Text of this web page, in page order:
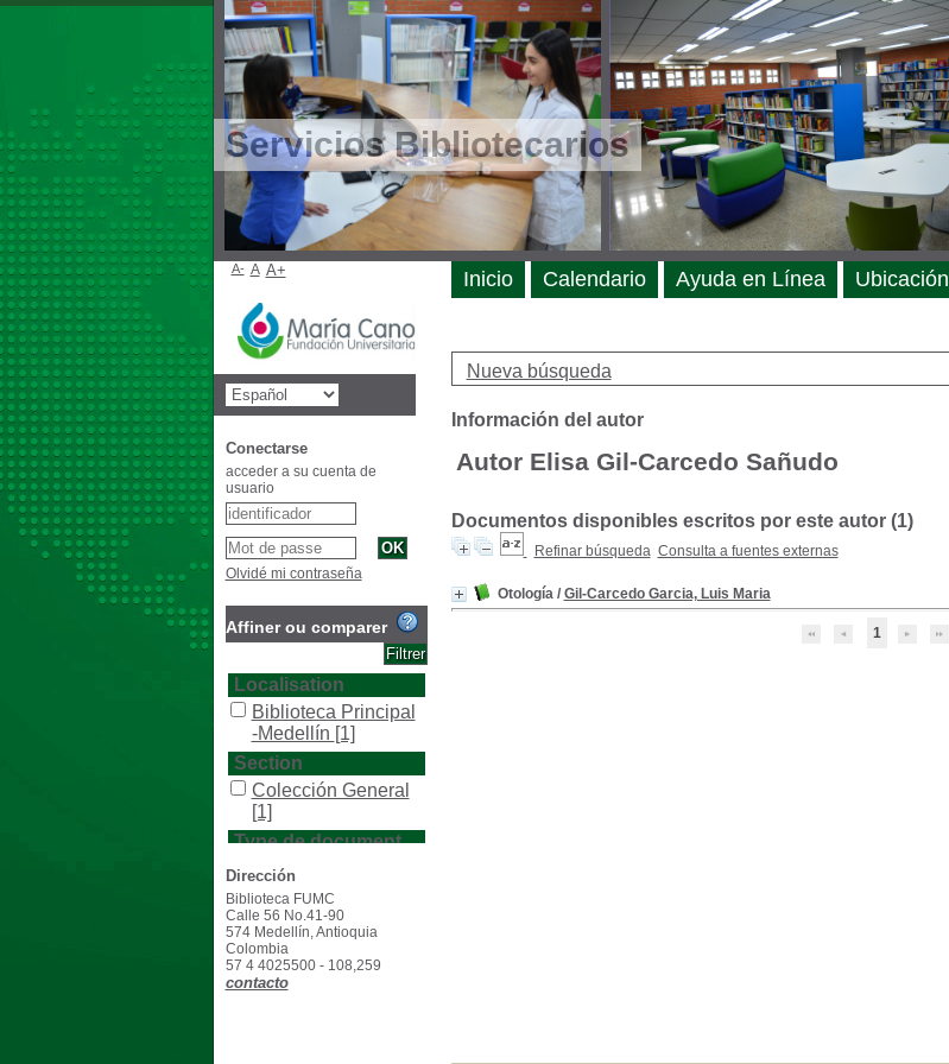
Servicios Bibliotecarios
Nueva búsqueda
Información del autor
Autor Elisa Gil-Carcedo Sañudo
Documentos disponibles escritos por este autor (1)
Refinar búsqueda Consulta a fuentes externas
Otología/ Gil-Carcedo Garcia, Luis Maria
1
Inicio Calendario Ayuda en Línea Ubicación
A- A A+
Conectarse
acceder a su cuenta de
usuario
Olvidé mi contraseña
Affiner ou comparer
Localisation
Biblioteca Principal
-Medellín [1]
Section
Colección General
[1]
Type de document
texto impreso
Dirección
Biblioteca FUMC
Calle 56 No.41-90
574 Medellín, Antioquia
Colombia
57 4 4025500 - 108,259
contacto